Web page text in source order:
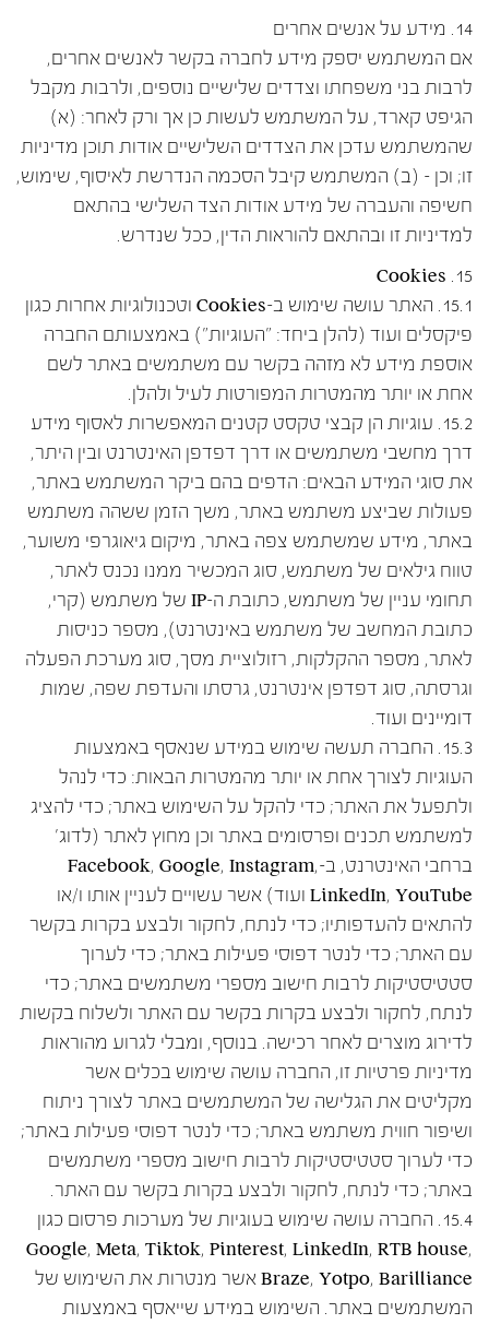
14. מידע על אנשים אחרים
אם המשתמש יספק מידע לחברה בקשר לאנשים אחרים,
לרבות בני משפחתו וצדדים שלישיים נוספים, ולרבות מקבל
הגיפט קארד, על המשתמש לעשות כן אך ורק לאחר: (א)
שהמשתמש עדכן את הצדדים השלישיים אודות תוכן מדיניות
זו; וכן – (ב) המשתמש קיבל הסכמה הנדרשת לאיסוף, שימוש,
חשיפה והעברה של מידע אודות הצד השלישי בהתאם
למדיניות זו ובהתאם להוראות הדין, ככל שנדרש.
15. Cookies
15.1. האתר עושה שימוש ב-Cookies וטכנולוגיות אחרות כגון
פיקסלים ועוד (להלן ביחד: "העוגיות") באמצעותם החברה
אוספת מידע לא מזהה בקשר עם משתמשים באתר לשם
אחת או יותר מהמטרות המפורטות לעיל ולהלן.
15.2. עוגיות הן קבצי טקסט קטנים המאפשרות לאסוף מידע
דרך מחשבי משתמשים או דרך דפדפן האינטרנט ובין היתר,
את סוגי המידע הבאים: הדפים בהם ביקר המשתמש באתר,
פעולות שביצע משתמש באתר, משך הזמן ששהה משתמש
באתר, מידע שמשתמש צפה באתר, מיקום גיאוגרפי משוער,
טווח גילאים של משתמש, סוג המכשיר ממנו נכנס לאתר,
תחומי עניין של משתמש, כתובת ה-IP של משתמש (קרי,
כתובת המחשב של משתמש באינטרנט), מספר כניסות
לאתר, מספר ההקלקות, רזולוציית מסך, סוג מערכת הפעלה
וגרסתה, סוג דפדפן אינטרנט, גרסתו והעדפת שפה, שמות
דומיינים ועוד.
15.3. החברה תעשה שימוש במידע שנאסף באמצעות
העוגיות לצורך אחת או יותר מהמטרות הבאות: כדי לנהל
ולתפעל את האתר; כדי להקל על השימוש באתר; כדי להציג
למשתמש תכנים ופרסומים באתר וכן מחוץ לאתר (לדוג'
ברחבי האינטרנט, ב-Facebook, Google, Instagram,
LinkedIn, YouTube ועוד) אשר עשויים לעניין אותו ו/או
להתאים להעדפותיו; כדי לנתח, לחקור ולבצע בקרות בקשר
עם האתר; כדי לנטר דפוסי פעילות באתר; כדי לערוך
סטטיסטיקות לרבות חישוב מספרי משתמשים באתר; כדי
לנתח, לחקור ולבצע בקרות בקשר עם האתר ולשלוח בקשות
לדירוג מוצרים לאחר רכישה. בנוסף, ומבלי לגרוע מהוראות
מדיניות פרטיות זו, החברה עושה שימוש בכלים אשר
מקליטים את הגלישה של המשתמשים באתר לצורך ניתוח
ושיפור חווית משתמש באתר; כדי לנטר דפוסי פעילות באתר;
כדי לערוך סטטיסטיקות לרבות חישוב מספרי משתמשים
באתר; כדי לנתח, לחקור ולבצע בקרות בקשר עם האתר.
15.4. החברה עושה שימוש בעוגיות של מערכות פרסום כגון
Google, Meta, Tiktok, Pinterest, LinkedIn, RTB house,
Braze, Yotpo, Barilliance אשר מנטרות את השימוש של
המשתמשים באתר. השימוש במידע שייאסף באמצעות